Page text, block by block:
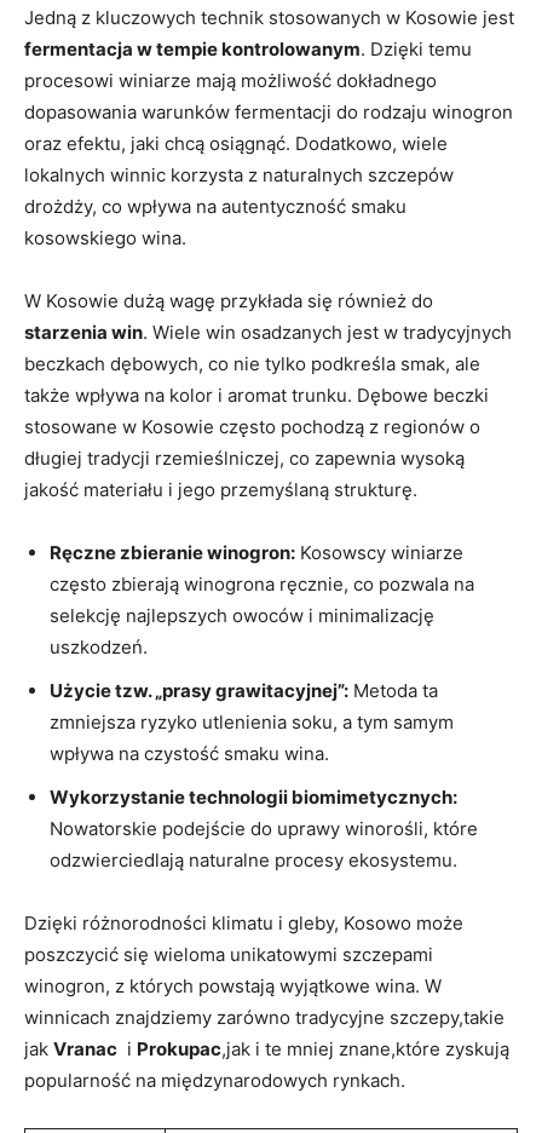
Jedną z kluczowych technik stosowanych w ‍Kosowie jest
fermentacja w tempie kontrolowanym. Dzięki ‌temu⁤
procesowi winiarze mają możliwość dokładnego
dopasowania warunków fermentacji do rodzaju winogron
⁣oraz efektu,⁤ jaki‍ chcą⁢ osiągnąć. Dodatkowo, wiele
lokalnych⁤ winnic korzysta z naturalnych szczepów
‍drożdży, ‍co wpływa na ‍autentyczność smaku
kosowskiego ⁢wina.
W ⁢Kosowie ‌dużą wagę przykłada się‍ również do
starzenia ​win. ⁢Wiele‌ win⁢ osadzanych jest w tradycyjnych
beczkach dębowych, co‍ nie⁢ tylko podkreśla ⁢smak, ale
także ⁢wpływa⁤ na kolor ⁢i aromat⁢ trunku. ‌Dębowe beczki ​
stosowane w Kosowie ⁢często pochodzą z regionów o‍
długiej tradycji rzemieślniczej, ⁣co ‌zapewnia wysoką
jakość⁢ materiału i ​jego przemyślaną strukturę.
Ręczne zbieranie winogron: ⁣Kosowscy ⁣winiarze
często zbierają winogrona ręcznie, co pozwala na
selekcję najlepszych owoców ⁢i minimalizację‍
uszkodzeń.
Użycie tzw. „prasy grawitacyjnej”: Metoda ta​
zmniejsza ryzyko utlenienia soku, ​a tym samym
wpływa ⁤na‍ czystość smaku wina.
Wykorzystanie technologii biomimetycznych:
Nowatorskie podejście do uprawy winorośli, które
odzwierciedlają naturalne ⁣procesy‍ ekosystemu.
Dzięki różnorodności klimatu‌ i ‌gleby,‍ Kosowo‍ może
poszczycić się ​wieloma unikatowymi szczepami
‍winogron, z których powstają ‍wyjątkowe wina. W ​
winnicach znajdziemy ​zarówno​ tradycyjne szczepy,takie
jak⁣ Vranac ⁢ i Prokupac,jak i⁢ te​ mniej znane,które ⁣zyskują
‍popularność na ⁣międzynarodowych​ rynkach.